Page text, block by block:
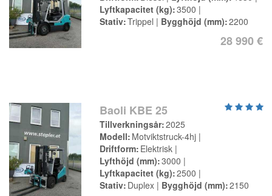
Lyftkapacitet (kg) 3500
Stativ Trippel Bygghöjd (mm) 2200
28 990 €
Baoli KBE 25
Tillverkningsår 2025
Modell Motviktstruck-4hj
Driftform Elektrisk
Lyfthöjd (mm) 3000
Lyftkapacitet (kg) 2500
Stativ Duplex Bygghöjd (mm) 2150